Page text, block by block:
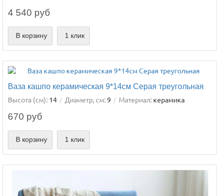
4 540 руб
В корзину 1 клик
Ваза кашпо керамическая 9*14см Серая треугольная
Высота (см): 14 Диаметр, см:9 Материал: керамика
670 руб
В корзину 1 клик